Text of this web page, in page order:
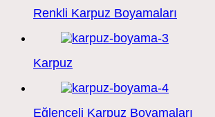
Renkli Karpuz Boyamaları
Karpuz
Eğlenceli Karpuz Boyamaları